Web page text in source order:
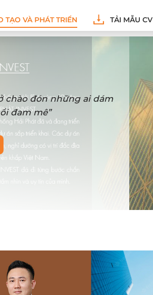
TẠO VÀ PHÁT TRIỂN TẢI MẪU CV
chào đón những ai dám
đam mê”